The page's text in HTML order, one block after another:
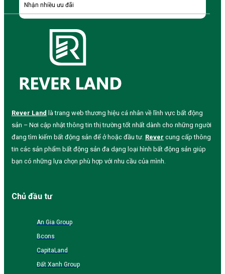
Nhận nhiều ưu đãi
Rever Land là trang web thương hiệu cá nhân về lĩnh vực bất động
sản – Nơi cập nhật thông tin thị trường tốt nhất dành cho những người
đang tìm kiếm bất động sản để ở hoặc đầu tư. Rever cung cấp thông
tin các sản phẩm bất động sản đa dạng loại hình bất động sản giúp
bạn có những lựa chọn phù hợp với nhu cầu của mình.
Chủ đầu tư
An Gia Group
Bcons
CapitaLand
Đất Xanh Group